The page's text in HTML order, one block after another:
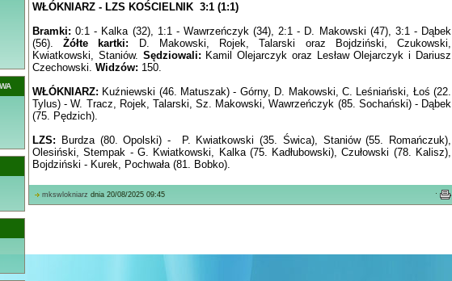
WŁÓKNIARZ - LZS KOŚCIELNIK 3:1 (1:1)
Bramki: 0:1 - Kalka (32), 1:1 - Wawrzeńczyk (34), 2:1 - D. Makowski (47), 3:1 - Dąbek
(56).Żółte kartki: D. Makowski, Rojek, Talarski oraz Bojdziński, Czukowski,
Kwiatkowski, Staniów. Sędziowali: Kamil Olejarczyk oraz Lesław Olejarczyk i Dariusz
Czechowski. Widzów: 150.
WŁÓKNIARZ: Kuźniewski (46. Matuszak) - Górny, D. Makowski, C. Leśniański, Łoś (22.
Tylus) - W. Tracz, Rojek, Talarski, Sz. Makowski, Wawrzeńczyk (85. Sochański) - Dąbek
(75. Pędzich).
LZS: Burdza (80. Opolski) - P. Kwiatkowski (35. Świca), Staniów (55. Romańczuk),
Olesiński, Stempak - G. Kwiatkowski, Kalka (75. Kadłubowski), Czułowski (78. Kalisz),
Bojdziński - Kurek, Pochwała (81. Bobko).
mkswlokniarz dnia 20/08/2025 09:45 ·